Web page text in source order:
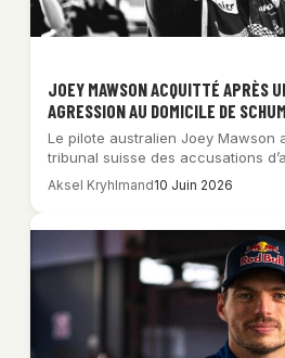
JOEY MAWSON ACQUITTÉ APRÈS
AGRESSION AU DOMICILE DE
Le pilote australien Joey Mawson
tribunal suisse des accusations
Aksel Kryhlmand10 Juin 2026